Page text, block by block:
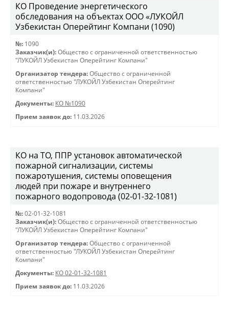
КО Проведение энергетического
обследования на объектах ООО «ЛУКОЙЛ
Узбекистан Оперейтинг Компани (1090)
№: 1090
Заказчик(и): Общество с ограниченной ответственностью
"ЛУКОЙЛ Узбекистан Оперейтинг Компани"
Организатор тендера: Общество с ограниченной
ответственностью "ЛУКОЙЛ Узбекистан Оперейтинг
Компани"
Документы: КО №1090
Прием заявок до: 11.03.2026
КО на ТО, ППР установок автоматической
пожарной сигнализации, системы
пожаротушения, системы оповещения
людей при пожаре и внутреннего
пожарного водопровода (02-01-32-1081)
№: 02-01-32-1081
Заказчик(и): Общество с ограниченной ответственностью
"ЛУКОЙЛ Узбекистан Оперейтинг Компани"
Организатор тендера: Общество с ограниченной
ответственностью "ЛУКОЙЛ Узбекистан Оперейтинг
Компани"
Документы: КО 02-01-32-1081
Прием заявок до: 11.03.2026